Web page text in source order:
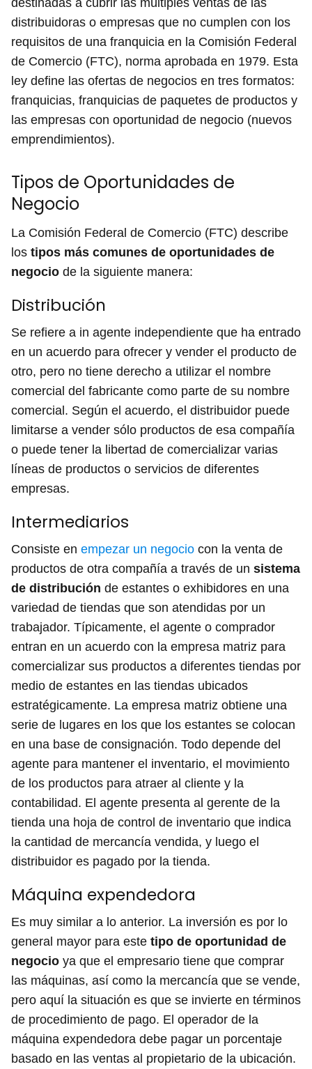
distribuidoras o empresas que no cumplen con los
requisitos de una franquicia en la Comisión Federal
de Comercio (FTC), norma aprobada en 1979. Esta
ley define las ofertas de negocios en tres formatos:
franquicias, franquicias de paquetes de productos y
las empresas con oportunidad de negocio (nuevos
emprendimientos).
Tipos de Oportunidades de
Negocio
La Comisión Federal de Comercio (FTC) describe
los tipos más comunes de oportunidades de
negocio de la siguiente manera:
Distribución
Se refiere a in agente independiente que ha entrado
en un acuerdo para ofrecer y vender el producto de
otro, pero no tiene derecho a utilizar el nombre
comercial del fabricante como parte de su nombre
comercial. Según el acuerdo, el distribuidor puede
limitarse a vender sólo productos de esa compañía
o puede tener la libertad de comercializar varias
líneas de productos o servicios de diferentes
empresas.
Intermediarios
Consiste en empezar un negocio con la venta de
productos de otra compañía a través de un sistema
de distribución de estantes o exhibidores en una
variedad de tiendas que son atendidas por un
trabajador. Típicamente, el agente o comprador
entran en un acuerdo con la empresa matriz para
comercializar sus productos a diferentes tiendas por
medio de estantes en las tiendas ubicados
estratégicamente. La empresa matriz obtiene una
serie de lugares en los que los estantes se colocan
en una base de consignación. Todo depende del
agente para mantener el inventario, el movimiento
de los productos para atraer al cliente y la
contabilidad. El agente presenta al gerente de la
tienda una hoja de control de inventario que indica
la cantidad de mercancía vendida, y luego el
distribuidor es pagado por la tienda.
Máquina expendedora
Es muy similar a lo anterior. La inversión es por lo
general mayor para este tipo de oportunidad de
negocio ya que el empresario tiene que comprar
las máquinas, así como la mercancía que se vende,
pero aquí la situación es que se invierte en términos
de procedimiento de pago. El operador de la
máquina expendedora debe pagar un porcentaje
basado en las ventas al propietario de la ubicación.